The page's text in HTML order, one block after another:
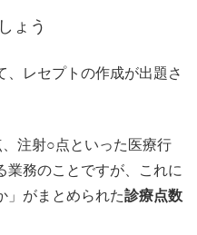
ょう
、レセプトの作成が出題さ
注射○点といった医療行
業務のことですが、これに
」がまとめられた診療点数